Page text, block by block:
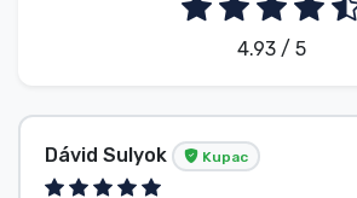
4.93 / 5
Dávid Sulyok Kupac